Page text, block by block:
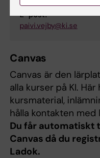
+46852488059
E-post:
paivi.vejby@ki.se
Canvas
Canvas är den
alla kurser på KI.
kursmaterial,
hålla kontakten med
Du får automatiskt
Canvas då du
Ladok.